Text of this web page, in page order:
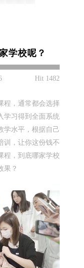
学校呢？
Hit 1482
程，通常都会选择
学习得到全面系统
学水平，根据自己
训，让你这份钱不
程，到底哪家学校
果？